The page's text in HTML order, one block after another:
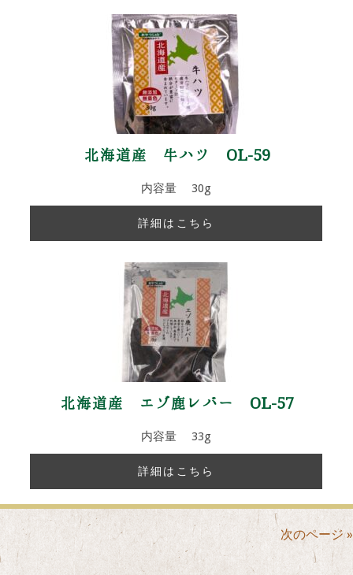
北海道産 牛ハツ OL-59
内容量 30g
詳細はこちら
北海道産 エゾ鹿レバー OL-57
内容量 33g
詳細はこちら
次のページ »